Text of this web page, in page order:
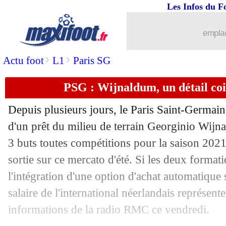
Actu foot> L1 > Paris SG
Les Infos du
PSG : Wijnaldum, un détail
Depuis plusieurs jours, le Paris Saint-
d'un prêt du milieu de terrain Georginio
3 buts toutes compétitions pour la saison
sortie sur ce mercato d'été. Si les deux
l'intégration d'une option d'achat automatique
salaire de l'international néerlandais
informations de la radio RMC ce vendredi.
PSG: Newcastle, Ekitike explique
29/07 OM
29/07 Bayern: Pavard prêt à dire oui à
29/07 Atletico : Ronaldo s'amuse des
29/07 OM: Lazovic, un dossier bien
29/07 Brighton: Cucurella a réclamé son
29/07 Real: un jeune buteur ciblé ?
29/07 OM: la piste Saliou Ciss